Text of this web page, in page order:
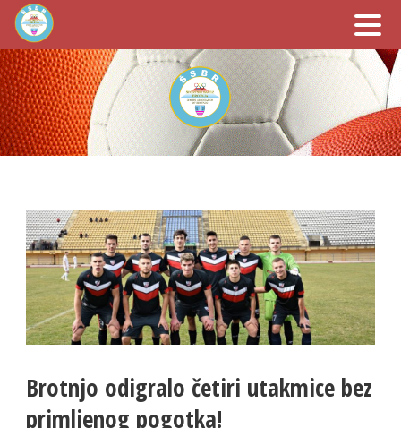
Brotnjo odigralo četiri utakmice bez
primljenog pogotka!